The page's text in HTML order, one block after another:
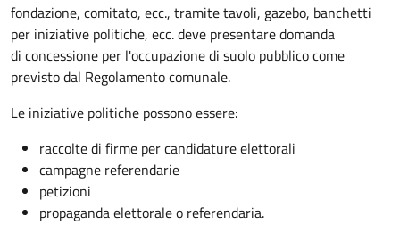
fondazione, comitato, ecc., tramite tavoli, gazebo, banchetti
per iniziative politiche, ecc. deve presentare domanda
di concessione per l'occupazione di suolo pubblico come
previsto dal Regolamento comunale.
Le iniziative politiche possono essere:
raccolte di firme per candidature elettorali
campagne referendarie
petizioni
propaganda elettorale o referendaria.